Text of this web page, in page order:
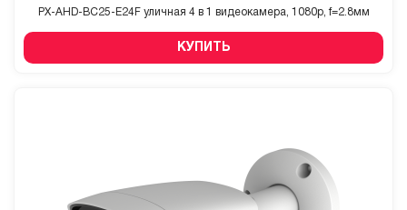
PX-AHD-BC25-E24F уличная 4 в 1 видеокамера, 1080p, f=2.8мм
КУПИТЬ